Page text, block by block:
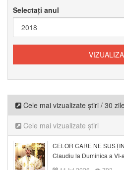
Selectați anul
Cele mai vizualizate știri / 30
Cele mai vizualizate știri
CELOR CARE NE
Claudiu la Duminica a VI-